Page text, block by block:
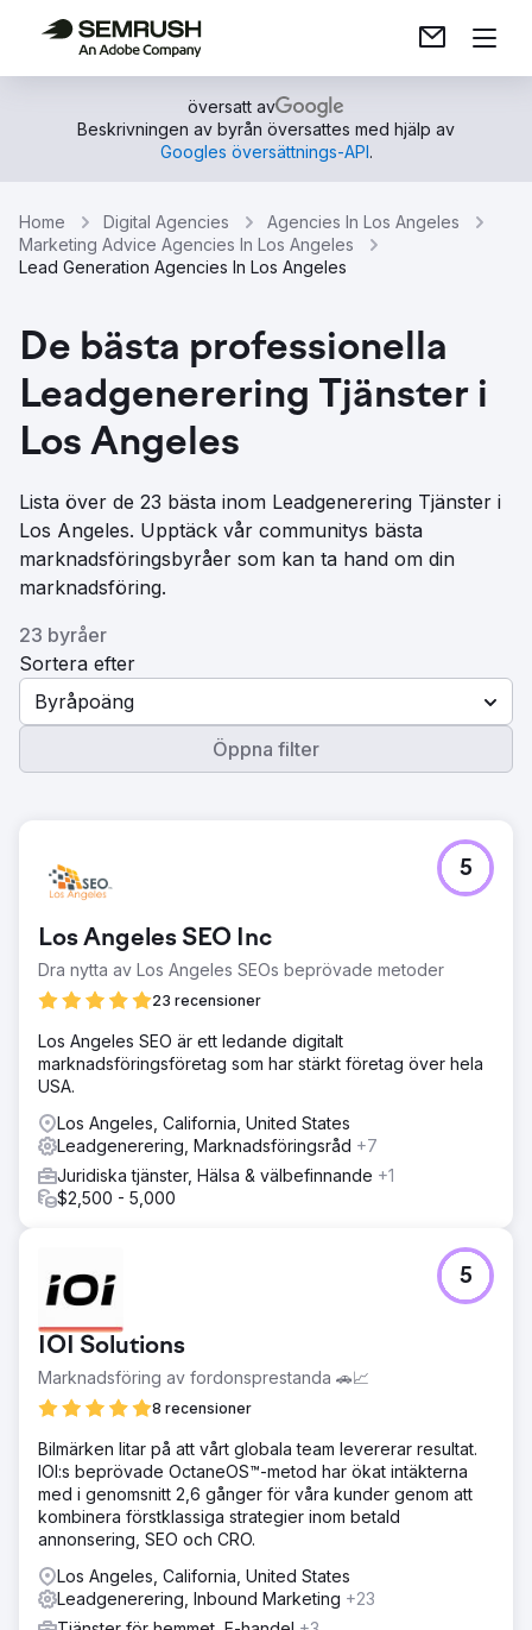
översatt av
Beskrivningen av byrån översattes med hjälp av
Googles översättnings-API.
Home Digital Agencies
Agencies In Los Angeles
Marketing Advice Agencies In Los Angeles
Lead Generation Agencies In Los Angeles
De bästa professionella
Leadgenerering Tjänster i
Los Angeles
Lista över de 23 bästa inom Leadgenerering Tjänster i
Los Angeles. Upptäck vår communitys bästa
marknadsföringsbyråer som kan ta hand om din
marknadsföring.
23 byråer
Sortera efter
Byråpoäng
Öppna filter
Los Angeles SEO Inc
Dra nytta av Los Angeles SEOs beprövade metoder
23 recensioner
5
Los Angeles SEO är ett ledande digitalt
marknadsföringsföretag som har stärkt företag över hela
USA.
Los Angeles, California, United States
Leadgenerering, Marknadsföringsråd +7
Juridiska tjänster, Hälsa & välbefinnande +1
$2,500 - 5,000
IOI Solutions
Marknadsföring av fordonsprestanda 🚗📈
8 recensioner
5
Bilmärken litar på att vårt globala team levererar resultat.
IOI:s beprövade OctaneOS™-metod har ökat intäkterna
med i genomsnitt 2,6 gånger för våra kunder genom att
kombinera förstklassiga strategier inom betald
annonsering, SEO och CRO.
Los Angeles, California, United States
Leadgenerering, Inbound Marketing +23